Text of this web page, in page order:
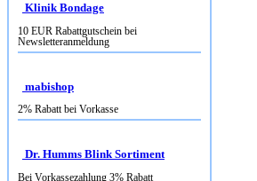
Klinik Bondage
10 EUR Rabattgutschein bei
Newsletteranmeldung
mabishop
2% Rabatt bei Vorkasse
Dr. Humms Blink Sortiment
Bei Vorkassezahlung 3% Rabatt